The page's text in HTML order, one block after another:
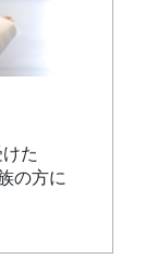
た
の方に